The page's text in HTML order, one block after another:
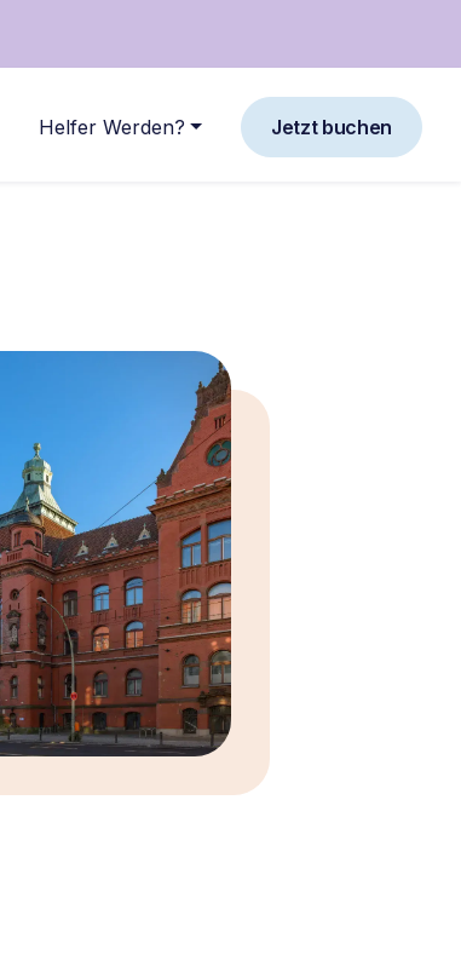
Helfer Werden? Jetzt buchen